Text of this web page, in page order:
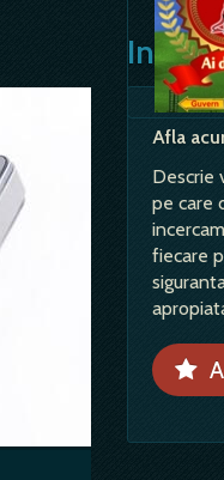
Afla
Descrie
pe care
fiecare